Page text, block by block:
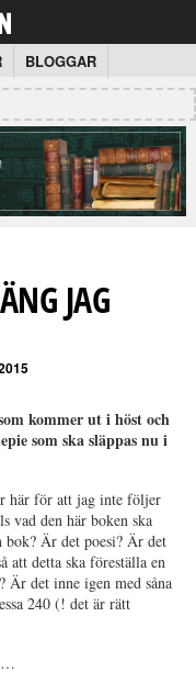
BLOGGAR
JAG
kommer ut i höst och
som ska släppas nu i
här för att jag inte följer
vad den här boken ska
Är det poesi? Är det
att detta ska föreställa en
Är det inne igen med såna
240 (! det är rätt